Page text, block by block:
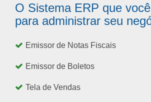
O Sistema ERP que
para administrar seu
Emissor de Notas Fiscais
Emissor de Boletos
Tela de Vendas